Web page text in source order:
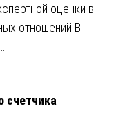
оценки в
отношений В
счетчика